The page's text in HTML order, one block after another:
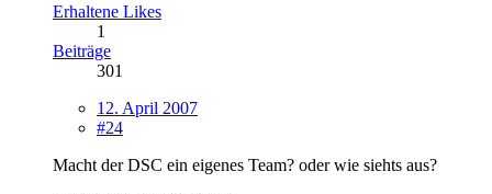
Erhaltene Likes
1
Beiträge
301
12. April 2007
#24
Macht der DSC ein eigenes Team? oder wie siehts aus?